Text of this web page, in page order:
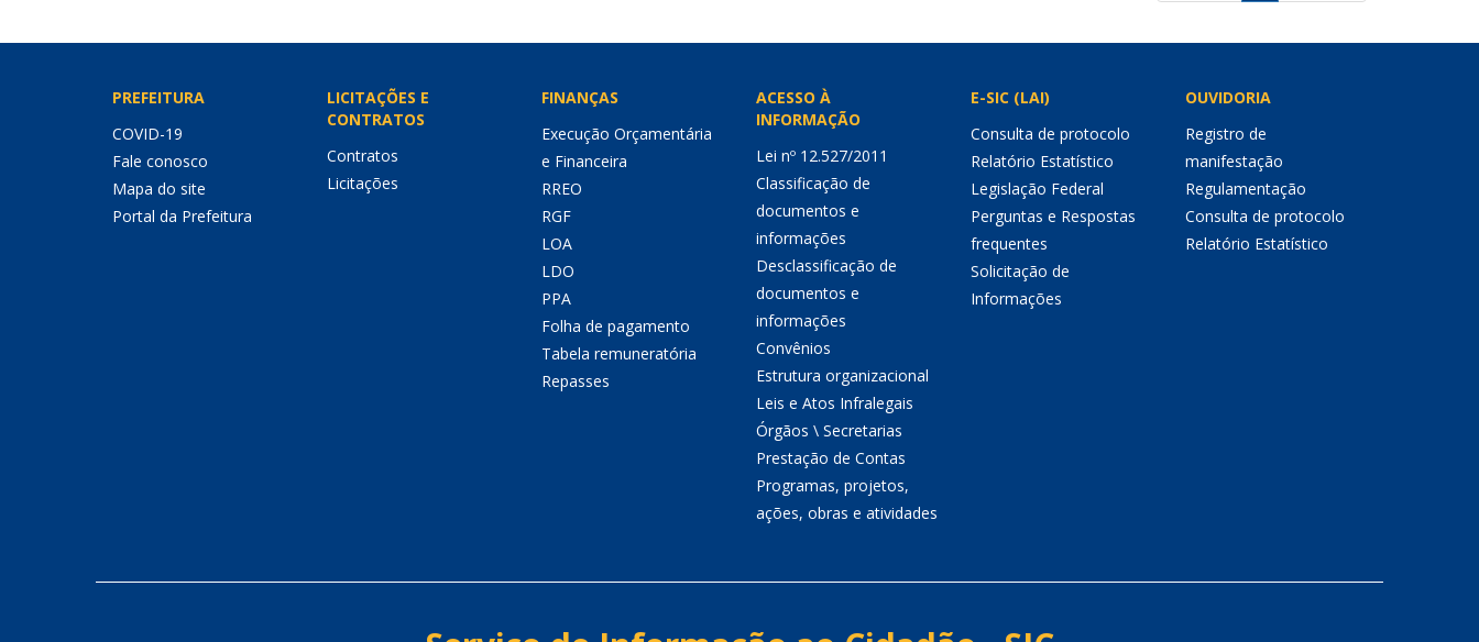
PREFEITURA
COVID-19
Fale conosco
Mapa do site
Portal da Prefeitura
LICITAÇÕES E
CONTRATOS
Contratos
Licitações
FINANÇAS
Execução Orçamentária
e Financeira
RREO
RGF
LOA
LDO
PPA
Folha de pagamento
Tabela remuneratória
Repasses
ACESSO À
INFORMAÇÃO
Lei nº 12.527/2011
Classificação de
documentos e
informações
Desclassificação de
documentos e
informações
Convênios
Estrutura organizacional
Leis e Atos Infralegais
Órgãos \ Secretarias
Prestação de Contas
Programas, projetos,
ações, obras e atividades
E-SIC (LAI)
Consulta de protocolo
Relatório Estatístico
Legislação Federal
Perguntas e Respostas
frequentes
Solicitação de
Informações
OUVIDORIA
Registro de
manifestação
Regulamentação
Consulta de protocolo
Relatório Estatístico